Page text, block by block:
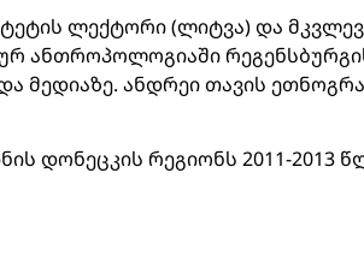
ლექტორი (ლიტვა) და
ანდრეი თავის
დონეცკის რეგიონს 2011-2013